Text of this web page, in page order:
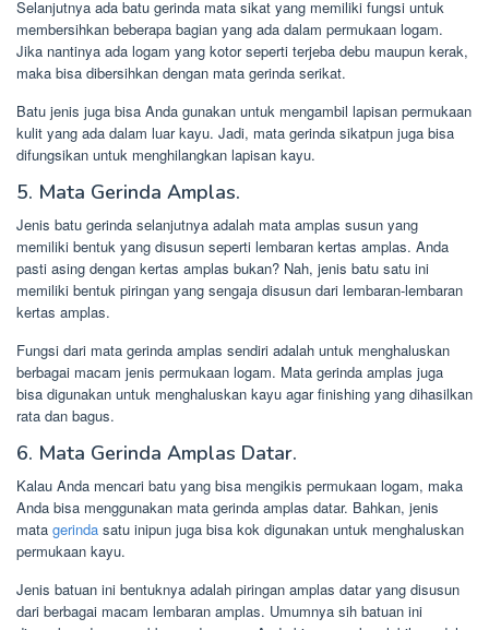
Selanjutnya ada batu gerinda mata sikat yang memiliki fungsi untuk
membersihkan beberapa bagian yang ada dalam permukaan logam.
Jika nantinya ada logam yang kotor seperti terjeba debu maupun kerak,
maka bisa dibersihkan dengan mata gerinda serikat.
Batu jenis juga bisa Anda gunakan untuk mengambil lapisan permukaan
kulit yang ada dalam luar kayu. Jadi, mata gerinda sikatpun juga bisa
difungsikan untuk menghilangkan lapisan kayu.
5. Mata Gerinda Amplas.
Jenis batu gerinda selanjutnya adalah mata amplas susun yang
memiliki bentuk yang disusun seperti lembaran kertas amplas. Anda
pasti asing dengan kertas amplas bukan? Nah, jenis batu satu ini
memiliki bentuk piringan yang sengaja disusun dari lembaran-lembaran
kertas amplas.
Fungsi dari mata gerinda amplas sendiri adalah untuk menghaluskan
berbagai macam jenis permukaan logam. Mata gerinda amplas juga
bisa digunakan untuk menghaluskan kayu agar finishing yang dihasilkan
rata dan bagus.
6. Mata Gerinda Amplas Datar.
Kalau Anda mencari batu yang bisa mengikis permukaan logam, maka
Anda bisa menggunakan mata gerinda amplas datar. Bahkan, jenis
mata gerinda satu inipun juga bisa kok digunakan untuk menghaluskan
permukaan kayu.
Jenis batuan ini bentuknya adalah piringan amplas datar yang disusun
dari berbagai macam lembaran amplas. Umumnya sih batuan ini